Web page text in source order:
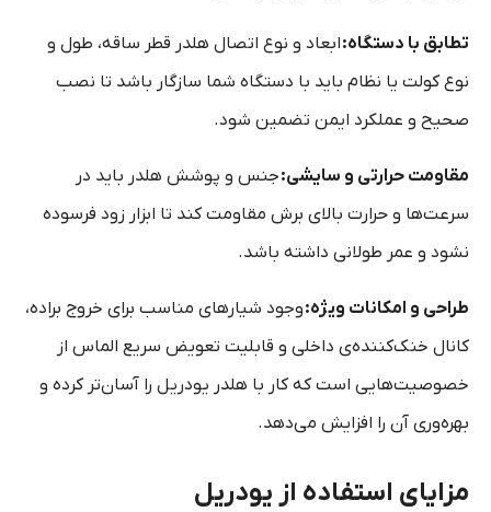
تطابق با دستگاه:ابعاد و نوع اتصال هلدر قطر ساقه، طول و
نوع کولت یا نظام باید با دستگاه شما سازگار باشد تا نصب
صحیح و عملکرد ایمن تضمین شود.
مقاومت حرارتی و سایشی:جنس و پوشش هلدر باید در
سرعت‌ها و حرارت بالای برش مقاومت کند تا ابزار زود فرسوده
نشود و عمر طولانی داشته باشد.
طراحی و امکانات ویژه:وجود شیارهای مناسب برای خروج براده،
کانال خنک‌کننده‌ی داخلی و قابلیت تعویض سریع الماس از
خصوصیت‌هایی است که کار با هلدر یودریل را آسان‌تر کرده و
بهره‌وری آن را افزایش می‌دهد.
مزایای استفاده از یودریل